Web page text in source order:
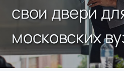
свои двери
московских